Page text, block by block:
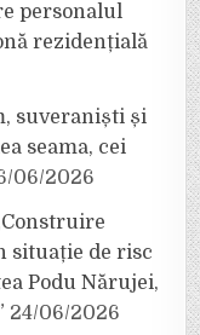
personalul
rezidențială
suveraniști și
seama, cei
06/2026
situație de risc
Podu Nărujei,
24/06/2026